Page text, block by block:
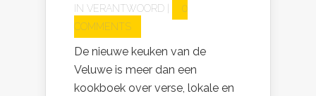
IN VERANTWOORD
0
COMMENTS
De nieuwe keuken van de
Veluwe is meer dan een
kookboek over verse, lokale en